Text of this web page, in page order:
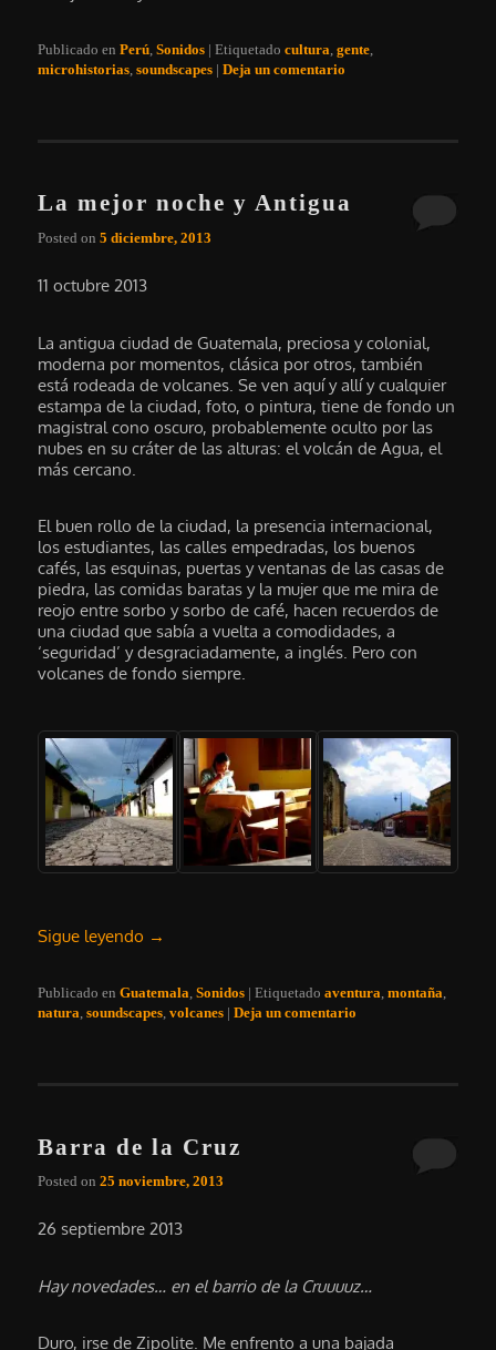
Publicado en Perú ,Sonidos |Etiquetado cultura ,gente
microhistorias ,soundscapes |Deja un comentario
La mejor noche y Antigua
Posted on5 diciembre, 2013
11 octubre 2013
La antigua ciudad de Guatemala, preciosa y colonial,
moderna por momentos, clásica por otros, también
está rodeada de volcanes. Se ven aquí y allí y cualquier
estampa de la ciudad, foto, o pintura, tiene de fondo un
magistral cono oscuro, probablemente oculto por las
nubes en su cráter de las alturas: el volcán de Agua, el
más cercano.
El buen rollo de la ciudad, la presencia internacional,
los estudiantes, las calles empedradas, los buenos
cafés, las esquinas, puertas y ventanas de las casas de
piedra, las comidas baratas y la mujer que me mira de
reojo entre sorbo y sorbo de café, hacen recuerdos de
una ciudad que sabía a vuelta a comodidades, a
‘seguridad’ y desgraciadamente, a inglés. Pero con
volcanes de fondo siempre.
Sigue leyendo →
Publicado en Guatemala ,Sonidos |Etiquetado aventura ,montaña
natura ,soundscapes ,volcanes |Deja un comentario
Barra de la Cruz
Posted on25 noviembre, 2013
26 septiembre 2013
Hay novedades… en el barrio de la Cruuuuz…
Duro, irse de Zipolite. Me enfrento a una bajada